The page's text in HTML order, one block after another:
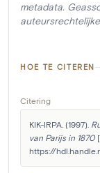
metadata.
HOE TE CITEREN
Citering
KIK-IRPA. (1997).
van Parijs in 1870
https://